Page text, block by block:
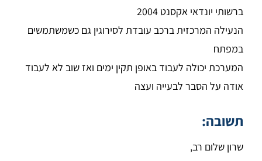
ברשותי יונדאי אקסנט 2004
הנעילה המרכזית ברכב עובדת לסירוגין גם כשמשתמשים
במפתח
המערכת יכולה לעבוד באופן תקין ימים ואז שוב לא לעבוד
אודה על הסבר לבעייה ועצה
תשובה:
שרון שלום רב,